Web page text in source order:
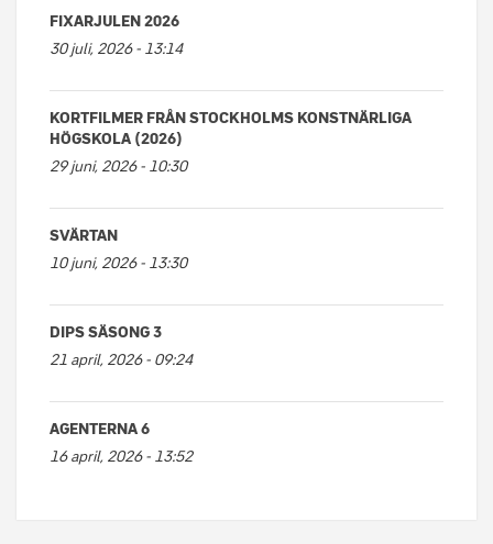
FIXARJULEN 2026
30 juli, 2026 - 13:14
KORTFILMER FRÅN STOCKHOLMS KONSTNÄRLIGA
HÖGSKOLA (2026)
29 juni, 2026 - 10:30
SVÄRTAN
10 juni, 2026 - 13:30
DIPS SÄSONG 3
21 april, 2026 - 09:24
AGENTERNA 6
16 april, 2026 - 13:52